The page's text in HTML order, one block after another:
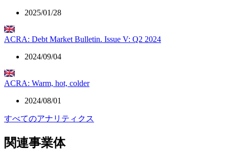
2025/01/28
ACRA: Debt Market Bulletin. Issue V: Q2 2024
2024/09/04
ACRA: Warm, hot, colder
2024/08/01
すべてのアナリティクス
関連事業体